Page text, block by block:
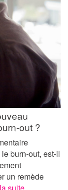
out ?
burn-out, est-il
un remède